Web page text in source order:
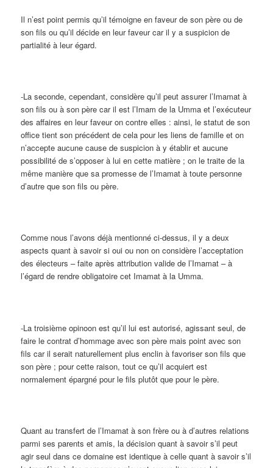
Il n’est point permis qu’il témoigne en faveur de son père ou de
son fils ou qu’il décide en leur faveur car il y a suspicion de
partialité à leur égard.
-La seconde, cependant, considère qu’il peut assurer l’Imamat à
son fils ou à son père car il est l’Imam de la Umma et l’exécuteur
des affaires en leur faveur on contre elles : ainsi, le statut de son
office tient son précédent de cela pour les liens de famille et on
n’accepte aucune cause de suspicion à y établir et aucune
possibilité de s’opposer à lui en cette matière ; on le traite de la
même manière que sa promesse de l’Imamat à toute personne
d’autre que son fils ou père.
Comme nous l’avons déjà mentionné ci-dessus, il y a deux
aspects quant à savoir si oui ou non on considère l’acceptation
des électeurs – faite après attribution valide de l’Imamat – à
l’égard de rendre obligatoire cet Imamat à la Umma.
-La troisième opinoon est qu’il lui est autorisé, agissant seul, de
faire le contrat d’hommage avec son père mais point avec son
fils car il serait naturellement plus enclin à favoriser son fils que
son père ; pour cette raison, tout ce qu’il acquiert est
normalement épargné pour le fils plutôt que pour le père.
Quant au transfert de l’Imamat à son frère ou à d’autres relations
parmi ses parents et amis, la décision quant à savoir s’il peut
agir seul dans ce domaine est identique à celle quant à savoir s’il